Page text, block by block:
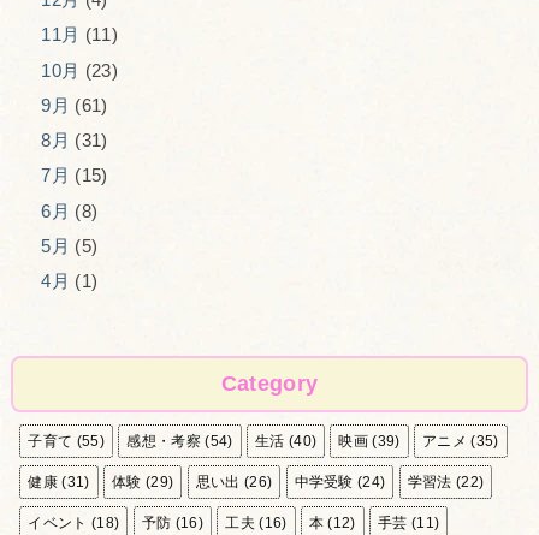
11月 (11)
10月 (23)
9月 (61)
8月 (31)
7月 (15)
6月 (8)
5月 (5)
4月 (1)
Category
子育て (55) 感想・考察 (54) 生活 (40) 映画 (39) アニメ (35)
健康 (31) 体験 (29) 思い出 (26) 中学受験 (24) 学習法 (22)
イベント (18) 予防 (16) 工夫 (16) 本 (12) 手芸 (11)